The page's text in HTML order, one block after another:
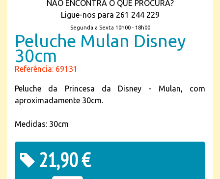
NÃO ENCONTRA O QUE PROCURA?
Ligue-nos para 261 244 229
Segunda a Sexta 10h00 - 18h00
Peluche Mulan Disney
30cm
Referência: 69131
Peluche da Princesa da Disney - Mulan, com
aproximadamente 30cm.
Medidas: 30cm
21,90 €